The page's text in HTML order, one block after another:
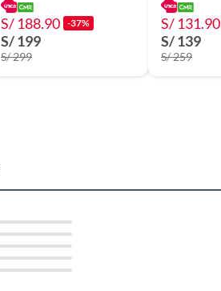
S/ 188.90 -37%
S/ 199
S/ 299
S/ 131.90
S/ 139
S/ 259